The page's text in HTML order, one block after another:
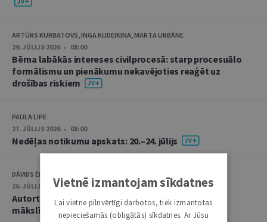
ARTŪRS KURBATOVS, INGA KUDEIKINA, MARTA URBĀNE
29. JŪLIJS 2026 • 08:00
Bērna labākās intereses civilprocesā: starp procesuālo
formālismu un pienākumu nekavējoties reaģēt uz
drošības riskiem
PAULA LIPE
27. JŪLIJS 2026 • 08:00
Nedēļas notikumu apskats: 20.–24. jūlijs
DĀVIDS ĒBERLIŅŠ
26. JŪLIJS 2026 • 08:00
Autortiesību subjekta un objekta juridiskie aspekti
mākslīgā intelekta kontekstā
Vietnē izmantojam sīkdatnes
Lai vietne pilnvērtīgi darbotos, tiek izmantotas
nepieciešamās (obligātās) sīkdatnes. Ar Jūsu